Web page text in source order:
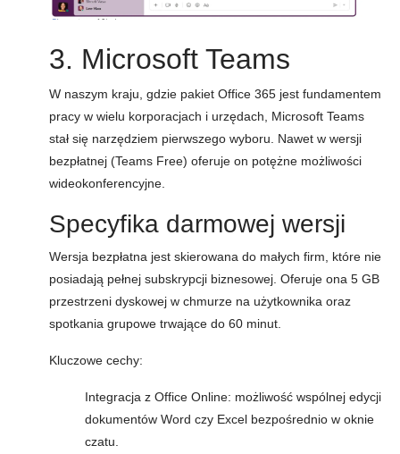
3. Microsoft Teams
W naszym kraju, gdzie pakiet Office 365 jest fundamentem
pracy w wielu korporacjach i urzędach, Microsoft Teams
stał się narzędziem pierwszego wyboru. Nawet w wersji
bezpłatnej (Teams Free) oferuje on potężne możliwości
wideokonferencyjne.
Specyfika darmowej wersji
Wersja bezpłatna jest skierowana do małych firm, które nie
posiadają pełnej subskrypcji biznesowej. Oferuje ona 5 GB
przestrzeni dyskowej w chmurze na użytkownika oraz
spotkania grupowe trwające do 60 minut.
Kluczowe cechy:
Integracja z Office Online: możliwość wspólnej edycji
dokumentów Word czy Excel bezpośrednio w oknie
czatu.